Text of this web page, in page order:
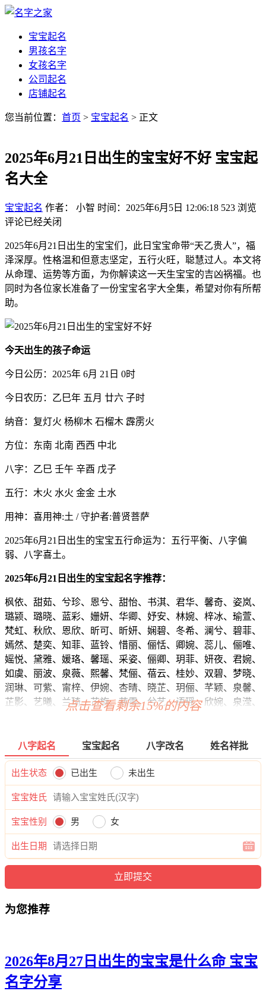
宝宝起名
男孩名字
女孩名字
公司起名
店铺起名
您当前位置： 首页 > 宝宝起名 > 正文
2025年6月21日出生的宝宝好不好 宝宝起
名大全
宝宝起名 作者： 小智 时间：2025年6月5日 12:06:18 523 浏览
评论已经关闭
2025年6月21日出生的宝宝们，此日宝宝命带“天乙贵人”，福
泽深厚。性格温和但意志坚定，五行火旺，聪慧过人。本文将
从命理、运势等方面，为你解读这一天生宝宝的吉凶祸福。也
同时为各位家长准备了一份宝宝名字大全集，希望对你有所帮
助。
今天出生的孩子命运
今日公历：2025年 6月 21日 0时
今日农历：乙巳年 五月 廿六 子时
纳音：复灯火 杨柳木 石榴木 霹雳火
方位：东南 北南 西西 中北
八字：乙巳 壬午 辛酉 戊子
五行：木火 水火 金金 土水
用神：喜用神:土 / 守护者:普贤菩萨
2025年6月21日出生的宝宝五行命运为：五行平衡、八字偏
弱、八字喜土。
2025年6月21日出生的宝宝起名字推荐：
枫依、甜茹、兮珍、恩兮、甜怡、书淇、君华、馨奇、姿岚、
璐颍、璐晓、蓝彩、姗妍、华卿、妤安、林婉、梓冰、瑜萱、
梵虹、秋欣、恩欣、昕可、昕妍、娴碧、冬希、澜兮、碧菲、
嫣然、楚奕、知菲、蓝铃、惜丽、俪恬、卿婉、蕊儿、俪唯、
媱悦、黛雅、媛珞、馨瑶、采姿、俪卿、玥菲、妍夜、君婉、
如虞、丽波、泉薇、熙馨、梵俪、蓓云、桂妙、双碧、梦晓、
润琳、可紫、甯梓、伊婉、杏晴、晓芷、玥俪、芊颖、泉馨、
芷影、艺曦、兰琦、芷旋、茜雯、兮艺、语瑶、欣婉、泉滢、
虞昕、静靖、姿盼、梦含、采荣、笑薇、姿璐、珞影、馨昕、
虹玥、蓓洛、玥蕾、慧慧、紫依、忆盼、媱璐、梓虹、菱诗、
书洛、菱敏、冰琼、甜爱、静曦、嫣夏、岚悦、慕琼、若静、
亦梓、蕾嫣、妤昕、超蕾、璇菲、虞依、璇姿、蓓滢、瑶滢、
蓉梵、帆静、儿熙、茹欣、诗影、茵艺、兰绿、冬妍、晓桐、
桂蓓、兮静、妤润、含潼、唯芊、晓妮、芷雅、冰雅、水蓓、
甯姗、若蕊、琼倩、兮昕、梓卿、奇晴、绿怀、婧璇、琼痴、
芙含、鸣玥、俪静。
点击查看剩余15%的内容
八字起名 宝宝起名 八字改名 姓名祥批
出生状态 已出生 未出生
宝宝姓氏
宝宝性别 男 女
出生日期
为您推荐
2026年8月27日出生的宝宝是什么命 宝宝
名字分享